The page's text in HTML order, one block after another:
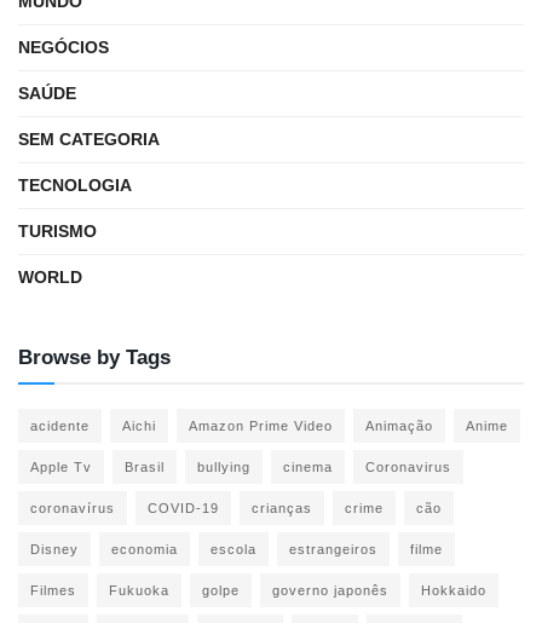
NEGÓCIOS
SAÚDE
SEM CATEGORIA
TECNOLOGIA
TURISMO
WORLD
Browse by Tags
acidente Aichi Amazon Prime Video Animação Anime
Apple Tv Brasil bullying cinema Coronavirus
coronavírus COVID-19 crianças crime cão
Disney economia escola estrangeiros filme
Filmes Fukuoka golpe governo japonês Hokkaido